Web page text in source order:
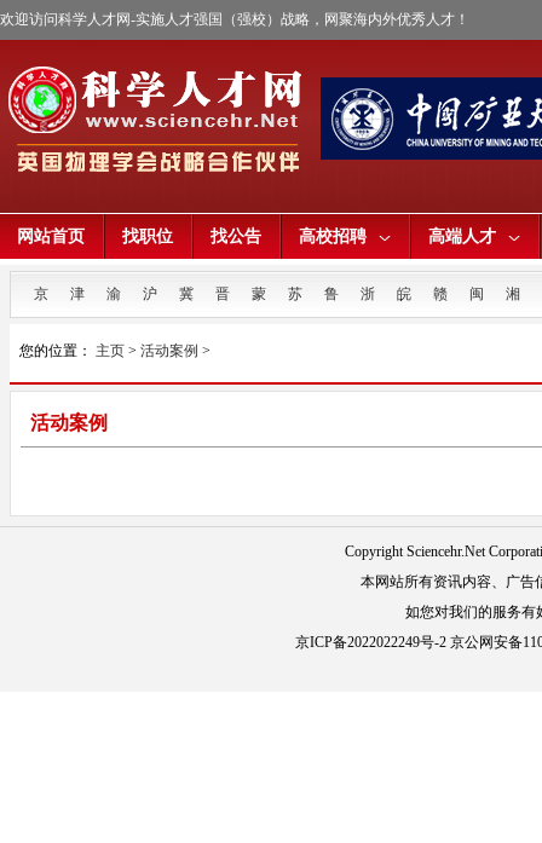
欢迎访问科学人才网-实施人才强国（强校）战略，网聚海内外优秀人才！
网站首页 找职位 找公告 高校招聘 高端人才
京 津 渝 沪 冀 晋 蒙 苏 鲁 浙 皖 赣 闽 湘
您的位置： 主页 > 活动案例 >
活动案例
Copyright Sciencehr.Net
本网站所有资讯内容、广告
如您对我们的服务有
京ICP备2022022249号-2 京公网安备